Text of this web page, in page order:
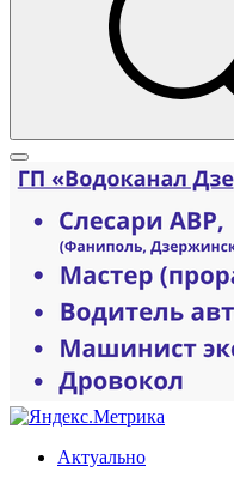
Актуально